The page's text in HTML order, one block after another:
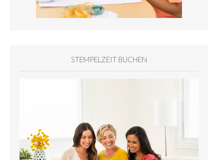
STEMPELZEIT BUCHEN